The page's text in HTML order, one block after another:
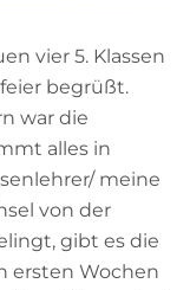
vier 5. Klassen
begrüßt.
war die
alles in
meine
von der
gibt es die
ersten Wochen